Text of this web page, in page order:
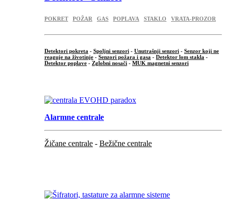
POKRET POŽAR GAS POPLAVA STAKLO VRATA-PROZOR
Detektori pokreta - Spoljni senzori - Unutrašnji senzori - Senzor koji ne
reaguje na životinje - Senzori požara i gasa - Detektor lom stakla -
Detektor poplave - Zglobni nosači - MUK magnetni senzori
Alarmne centrale
Žičane centrale - Bežične centrale